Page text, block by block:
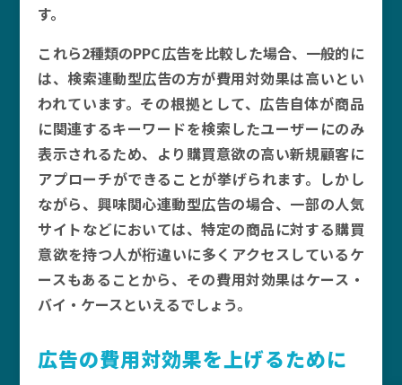
す。
これら2種類のPPC広告を比較した場合、一般的に
は、検索連動型広告の方が費用対効果は高いとい
われています。その根拠として、広告自体が商品
に関連するキーワードを検索したユーザーにのみ
表示されるため、より購買意欲の高い新規顧客に
アプローチができることが挙げられます。しかし
ながら、興味関心連動型広告の場合、一部の人気
サイトなどにおいては、特定の商品に対する購買
意欲を持つ人が桁違いに多くアクセスしているケ
ースもあることから、その費用対効果はケース・
バイ・ケースといえるでしょう。
広告の費用対効果を上げるために